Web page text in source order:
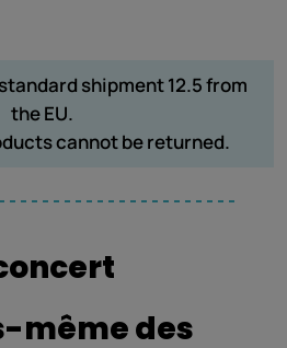
shipment 12.5 from
the EU.
cannot be returned.
même des